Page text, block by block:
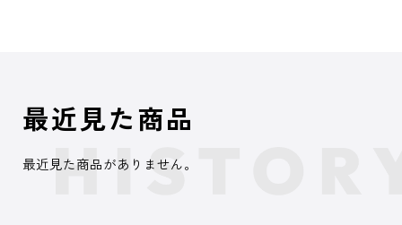
最近見た商品
最近見た商品がありません。